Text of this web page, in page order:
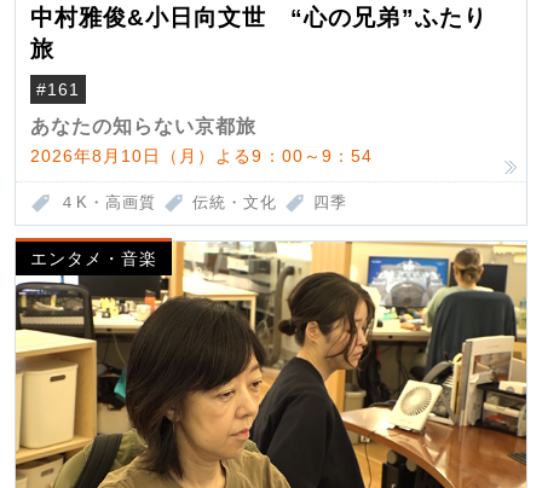
中村雅俊&小日向文世 “心の兄弟”ふたり
旅
#161
あなたの知らない京都旅
2026年8月10日（月）よる9：00～9：54
４K・高画質 伝統・文化 四季
エンタメ・音楽